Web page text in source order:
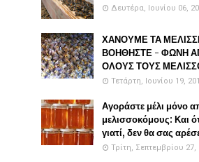
Δευτέρα, Ιουνίου 06,
ΧΑΝΟΥΜΕ ΤΑ
ΒΟΗΘΗΣΤΕ - ΦΩΝΗ
ΟΛΟΥΣ ΤΟΥΣ
Τετάρτη, Ιουνίου 19,
Αγοράστε μέλι μόνο
μελισσοκόμους: Και
γιατί, δεν θα σας
Τρίτη, Σεπτεμβρίου 27,